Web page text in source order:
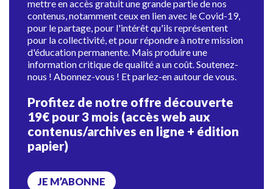
mettre en accès gratuit une grande partie de nos
contenus, notamment ceux en lien avec le Covid-19,
pour le partage, pour l'intérêt qu'ils représentent
pour la collectivité, et pour répondre à notre mission
d'éducation permanente. Mais produire une
information critique de qualité a un coût. Soutenez-
nous ! Abonnez-vous ! Et parlez-en autour de vous.
Profitez de notre offre découverte
19€ pour 3 mois (accès web aux
contenus/archives en ligne + édition
papier)
JE M’ABONNE